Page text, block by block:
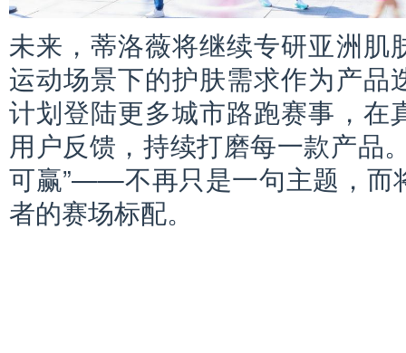
未来，蒂洛薇将继续专研亚洲肌
运动场景下的护肤需求作为产品
计划登陆更多城市路跑赛事，在
用户反馈，持续打磨每一款产品
可赢”——不再只是一句主题，而
者的赛场标配。